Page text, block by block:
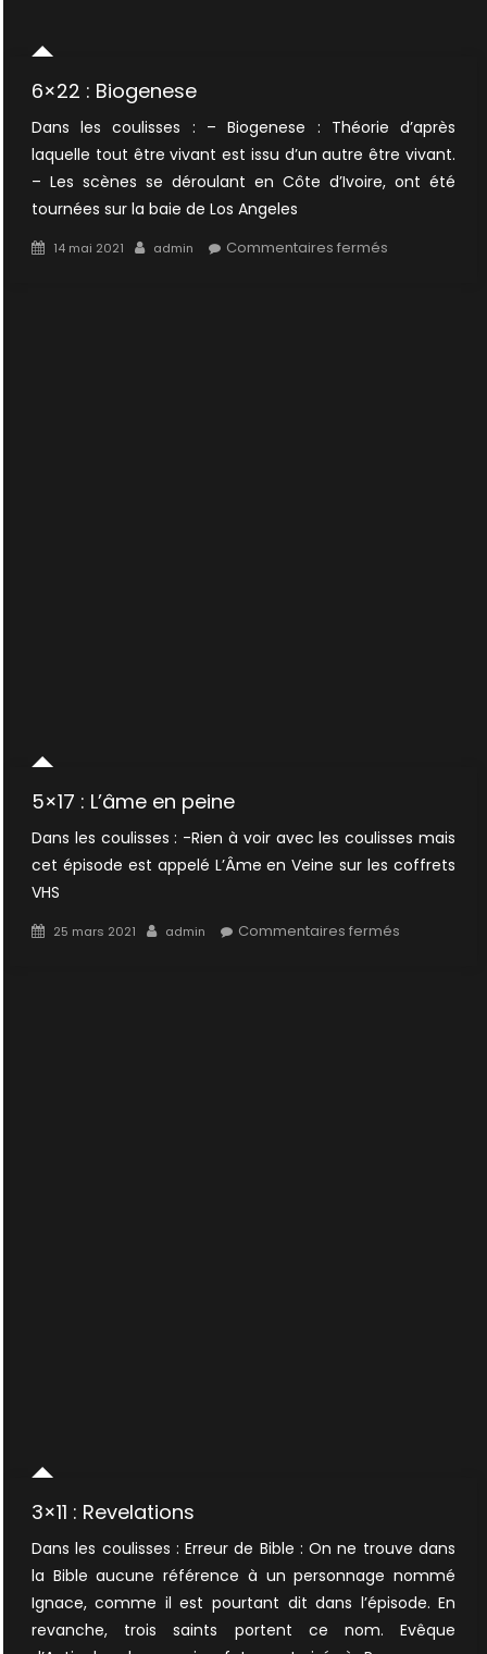
6×22 : Biogenese
Dans les coulisses : – Biogenese : Théorie d’après
laquelle tout être vivant est issu d’un autre être vivant.
– Les scènes se déroulant en Côte d’Ivoire, ont été
tournées sur la baie de Los Angeles
Posted
14 mai 2021 Author
admin Commentaires ferméssur
5×17 : L’âme en peine
Dans les coulisses : -Rien à voir avec les coulisses mais
cet épisode est appelé L’Âme en Veine sur les coffrets
VHS
Posted
25 mars 2021 Author
admin Commentaires ferméssur
3×11 : Revelations
Dans les coulisses : Erreur de Bible : On ne trouve dans
la Bible aucune référence à un personnage nommé
Ignace, comme il est pourtant dit dans l’épisode. En
revanche, trois saints portent ce nom. Evêque